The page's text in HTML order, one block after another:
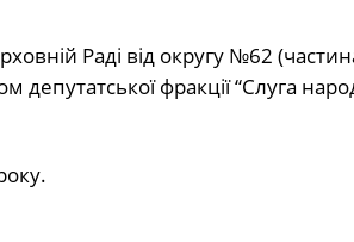
Раді від округу №62
фракції “Слуга